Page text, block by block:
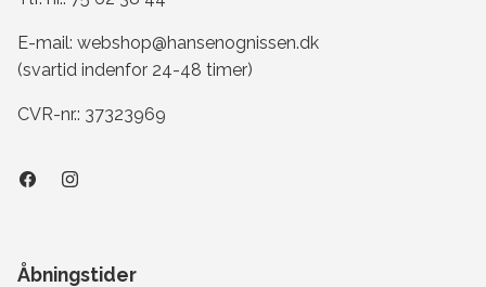
E-mail: webshop@hansenognissen.dk
(svartid indenfor 24-48 timer)
CVR-nr.: 37323969
Åbningstider